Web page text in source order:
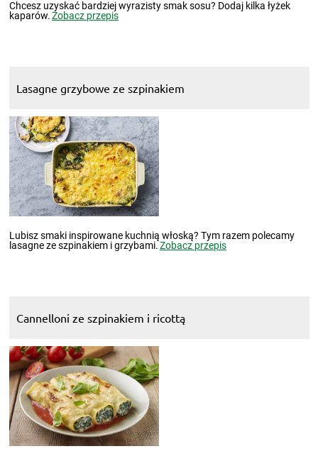
Chcesz uzyskać bardziej wyrazisty smak sosu? Dodaj kilka łyżek
kaparów.Zobacz przepis
Lasagne grzybowe ze szpinakiem
Lubisz smaki inspirowane kuchnią włoską? Tym razem polecamy
lasagne ze szpinakiem i grzybami.Zobacz przepis
Cannelloni ze szpinakiem i ricottą